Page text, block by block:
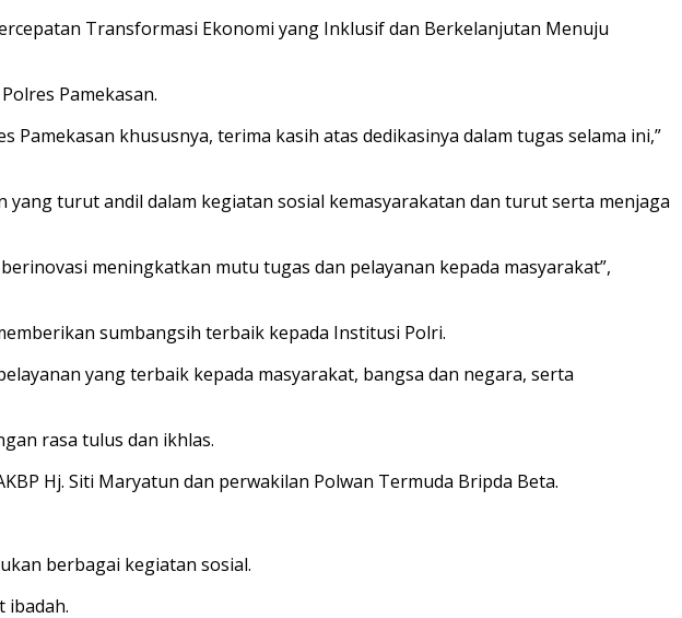
Transformasi Ekonomi yang Inklusif dan Berkelanjutan Menuju
Pamekasan.
khususnya, terima kasih atas dedikasinya dalam tugas selama ini,”
turut andil dalam kegiatan sosial kemasyarakatan dan turut serta menjaga
meningkatkan mutu tugas dan pelayanan kepada masyarakat”,
sumbangsih terbaik kepada Institusi Polri.
yang terbaik kepada masyarakat, bangsa dan negara, serta
rasa tulus dan ikhlas.
Hj. Siti Maryatun dan perwakilan Polwan Termuda Bripda Beta.
berbagai kegiatan sosial.
ibadah.